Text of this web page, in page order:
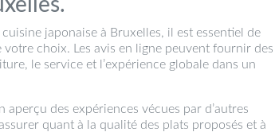
japonaise à Bruxelles, il est essentiel de
choix. Les avis en ligne peuvent fournir des
le service et l’expérience globale dans un
des expériences vécues par d’autres
quant à la qualité des plats proposés et à